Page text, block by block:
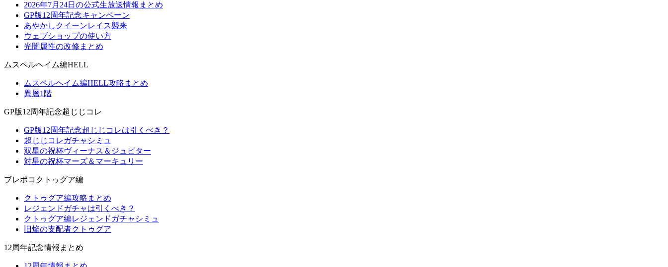
2026年7月24日の公式生放送情報まとめ
GP版12周年記念キャンペーン
あやかしクイーンレイス襲来
ウェブショップの使い方
光闇属性の改修まとめ
ムスペルヘイム編HELL
ムスペルヘイム編HELL攻略まとめ
異層1階
GP版12周年記念超じじコレ
GP版12周年記念超じじコレは引くべき？
超じじコレガチャシミュ
双星の祝杯ヴィーナス＆ジュピター
対星の祝杯マーズ＆マーキュリー
ブレポコクトゥグア編
クトゥグア編攻略まとめ
レジェンドガチャは引くべき？
クトゥグア編レジェンドガチャシミュ
旧焔の支配者クトゥグア
12周年記念情報まとめ